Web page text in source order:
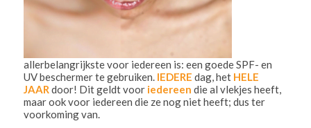
allerbelangrijkste voor iedereen is: een goede SPF- en
UV beschermer te gebruiken. IEDERE dag, het HELE
JAARdoor! Dit geldt voor iedereen die al vlekjes heeft,
maar ook voor iedereen die ze nog niet heeft; dus ter
voorkoming van.